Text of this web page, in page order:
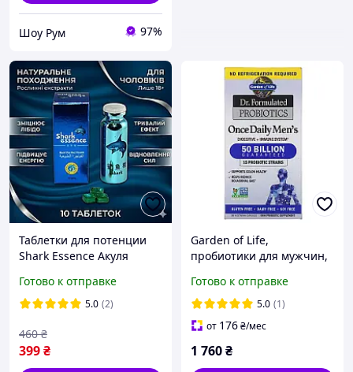
Шоу Рум 97%
Таблетки для потенции
Shark Essence Акуля
эрекции и выносливости
мужчин
Готово к отправке
5.0 (2)
399₴
460 ₴
Garden of Life,
пробиотики для мужчин,
миллиардов бактерий, 30
капсул
Готово к отправке
5.0 (1)
от 176₴/мес
1 760₴